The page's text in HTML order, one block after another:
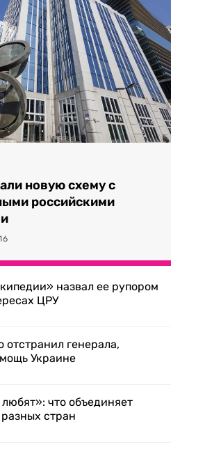
новую схему с
российскими
назвал ее рупором
ЦРУ
отстранил генерала,
Украине
что объединяет
стран